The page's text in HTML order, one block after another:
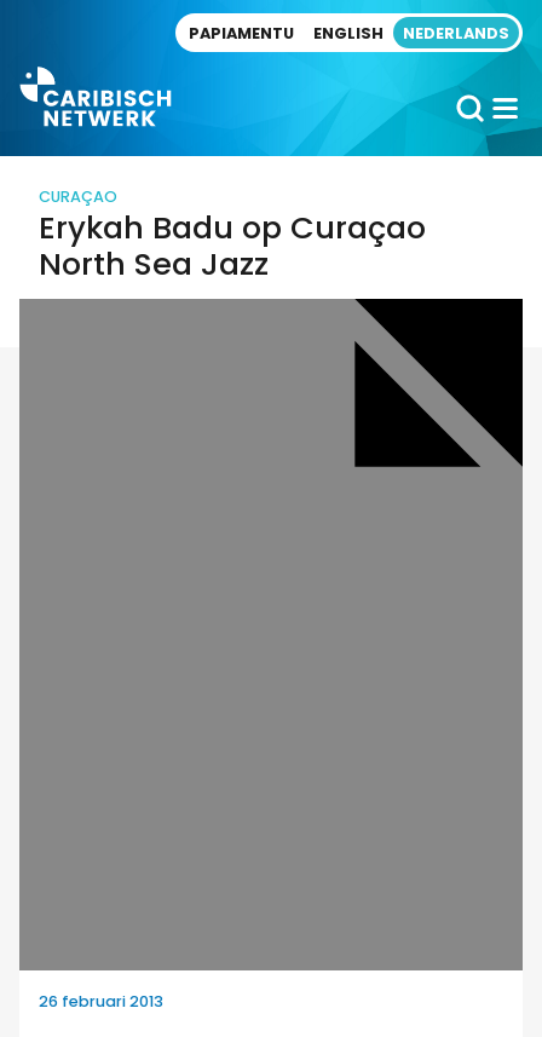
PAPIAMENTU ENGLISH NEDERLANDS
CURAÇAO
Erykah Badu op Curaçao
North Sea Jazz
26 februari 2013